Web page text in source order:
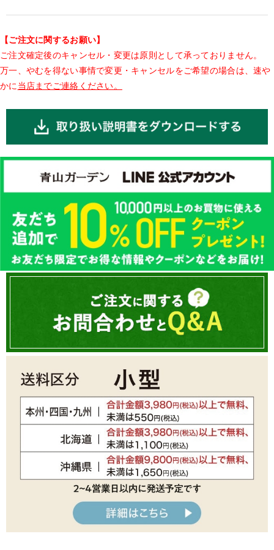
【ご注文に関するお願い】
ご注文確定後のキャンセル・変更は原則として承っておりません。
万一、やむを得ない事情で変更・キャンセルをご希望の場合は、速や
かに 当店までご連絡ください。